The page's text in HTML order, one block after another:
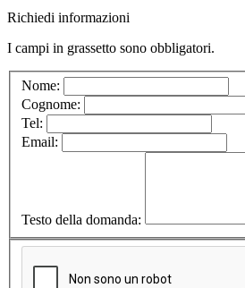
Richiedi informazioni
I campi in grassetto sono obbligatori.
Nome:
Cognome:
Tel:
Email:
Testo della domanda: